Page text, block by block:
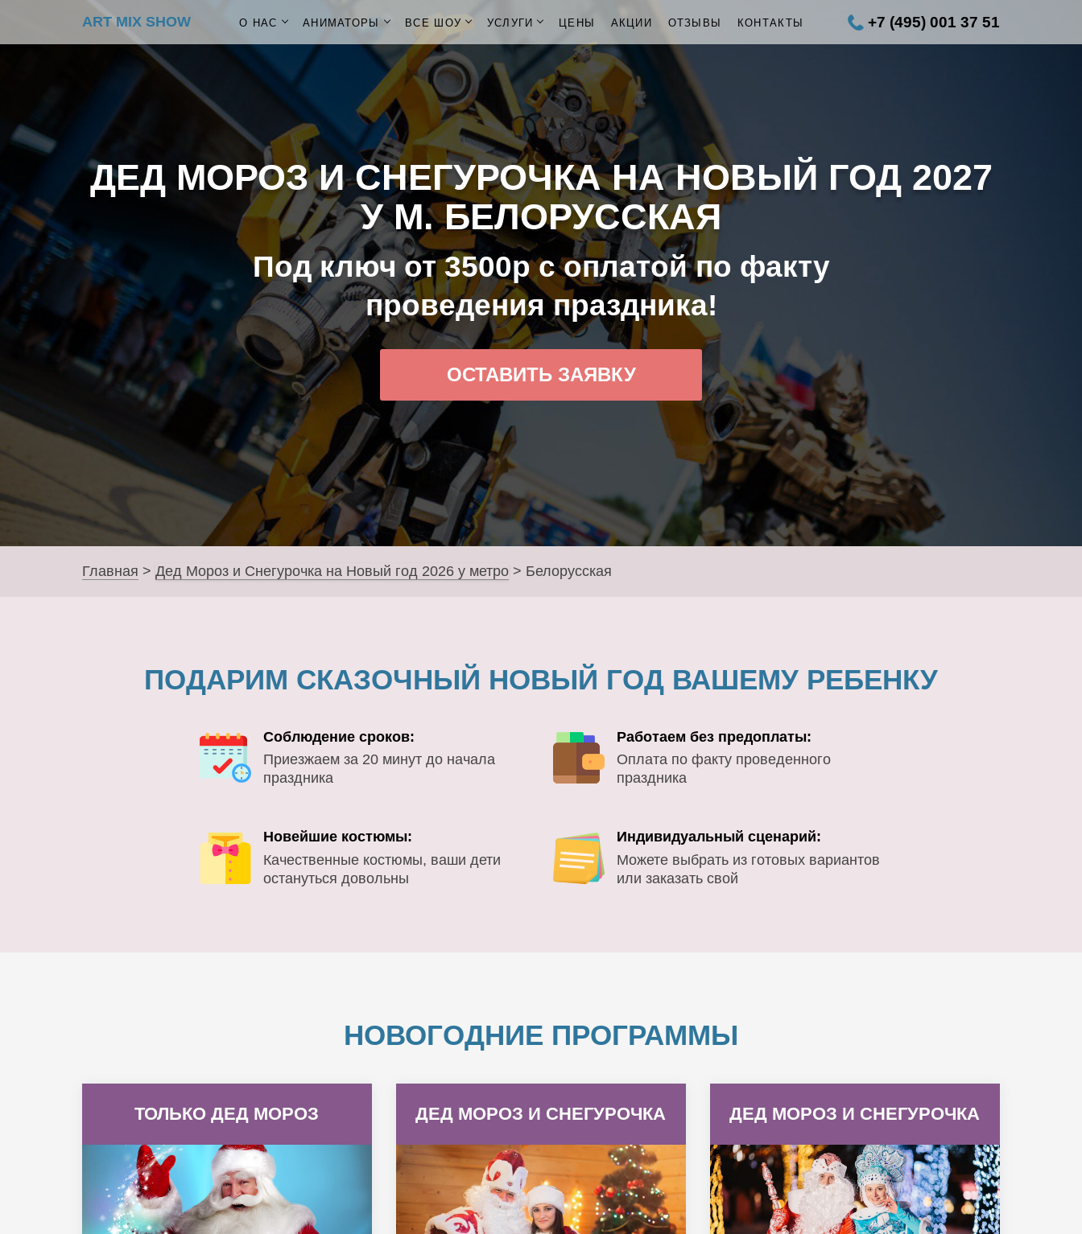
ART MIX SHOW О НАС АНИМАТОРЫ ВСЕ ШОУ УСЛУГИ ЦЕНЫ АКЦИИ ОТЗЫВЫ КОНТАКТЫ +7 (495) 001 37 51
ДЕД МОРОЗ И СНЕГУРОЧКА НА НОВЫЙ ГОД 2027
У М. БЕЛОРУССКАЯ
Под ключ от 3500р с оплатой по факту
проведения праздника!
ОСТАВИТЬ ЗАЯВКУ
Главная > Дед Мороз и Снегурочка на Новый год 2026 у метро > Белорусская
ПОДАРИМ СКАЗОЧНЫЙ НОВЫЙ ГОД ВАШЕМУ РЕБЕНКУ
Соблюдение сроков:
Приезжаем за 20 минут до начала
праздника
Работаем без предоплаты:
Оплата по факту проведенного
праздника
Новейшие костюмы:
Качественные костюмы, ваши дети
остануться довольны
Индивидуальный сценарий:
Можете выбрать из готовых вариантов
или заказать свой
НОВОГОДНИЕ ПРОГРАММЫ
ТОЛЬКО ДЕД МОРОЗ ДЕД МОРОЗ И СНЕГУРОЧКА ДЕД МОРОЗ И СНЕГУРОЧКА